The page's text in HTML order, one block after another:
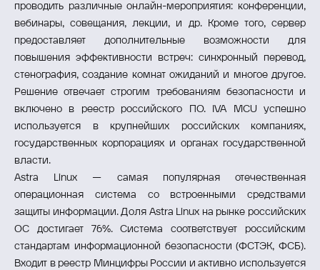
проводить различные онлайн-мероприятия: конференции,
вебинары, совещания, лекции, и др. Кроме того, сервер
предоставляет дополнительные возможности для
повышения эффективности встреч: синхронный перевод,
стенография, создание комнат ожиданий и многое другое.
Решение отвечает строгим требованиям безопасности и
включено в реестр российского ПО. IVA MCU успешно
используется в крупнейших российских компаниях,
государственных корпорациях и органах государственной
власти.
Astra Linux — самая популярная отечественная
операционная система со встроенными средствами
защиты информации. Доля Astra Linux на рынке российских
ОС достигает 76%. Система соответствует российским
стандартам информационной безопасности (ФСТЭК, ФСБ).
Входит в реестр Минцифры России и активно используется